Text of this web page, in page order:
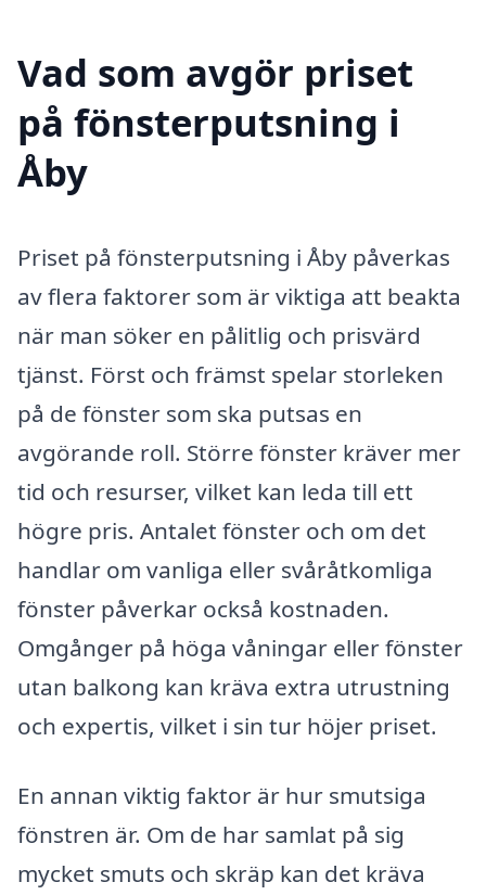
Vad som avgör priset
på fönsterputsning i
Åby
Priset på fönsterputsning i Åby påverkas
av flera faktorer som är viktiga att beakta
när man söker en pålitlig och prisvärd
tjänst. Först och främst spelar storleken
på de fönster som ska putsas en
avgörande roll. Större fönster kräver mer
tid och resurser, vilket kan leda till ett
högre pris. Antalet fönster och om det
handlar om vanliga eller svåråtkomliga
fönster påverkar också kostnaden.
Omgånger på höga våningar eller fönster
utan balkong kan kräva extra utrustning
och expertis, vilket i sin tur höjer priset.
En annan viktig faktor är hur smutsiga
fönstren är. Om de har samlat på sig
mycket smuts och skräp kan det kräva